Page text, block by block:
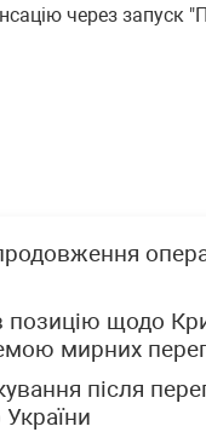
через запуск
позицію щодо
мирних
після